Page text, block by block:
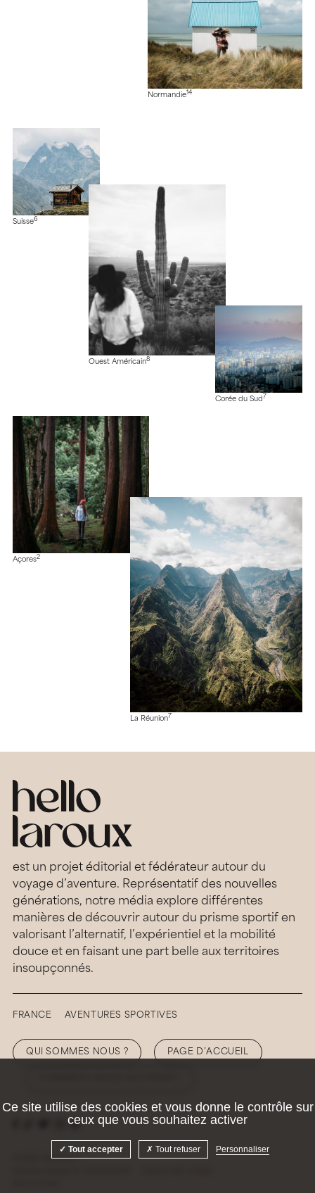
Normandie14
Suisse6
Ouest Américain8
Corée du Sud 7
Açores2
La Réunion7
est un projet éditorial et fédérateur autour du
voyage d’aventure. Représentatif des nouvelles
générations, notre média explore différentes
manières de découvrir autour du prisme sportif en
valorisant l’alternatif, l’expérientiel et la mobilité
douce et en faisant une part belle aux territoires
insoupçonnés.
FRANCE AVENTURES SPORTIVES
QUI SOMMES NOUS ? PAGE D’ACCUEIL
© 2026 Hellolaroux
Ce site utilise des cookies et vous donne le contrôle sur
ceux que vous souhaitez activer
Tout accepter Tout refuser Personnaliser